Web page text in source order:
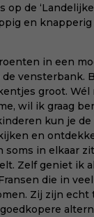
op de ‘
en
in een
vensterbank.
groot. Wél
wil ik graag
kun je de
en
soms in elkaar
Zelf geniet ik
die in
Zij zijn echt